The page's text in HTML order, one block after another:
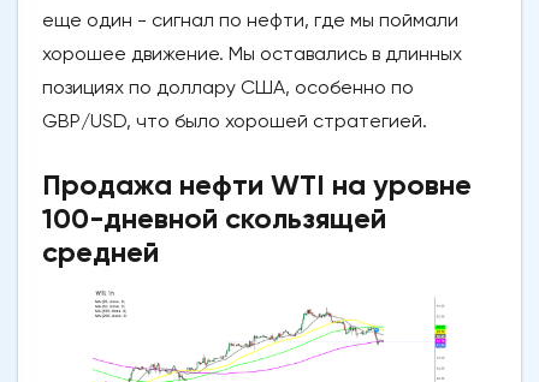
еще один - сигнал по нефти, где мы поймали
хорошее движение. Мы оставались в длинных
позициях по доллару США, особенно по
GBP/USD, что было хорошей стратегией.
Продажа нефти WTI на уровне
100-дневной скользящей
средней